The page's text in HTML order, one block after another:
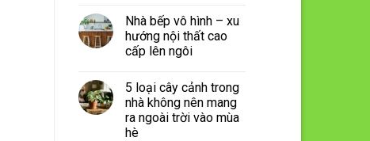
Nhà bếp vô hình – xu
hướng nội thất cao
cấp lên ngôi
5 loại cây cảnh trong
nhà không nên mang
ra ngoài trời vào mùa
hè